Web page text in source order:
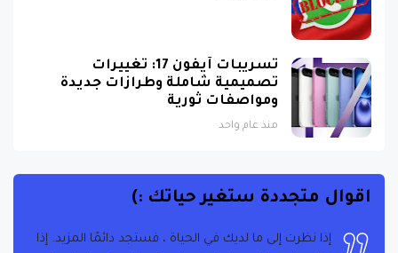
تسريبات آيفون 17: تغييرات
تصميمية شاملة وطرازات جديدة
ومواصفات ثورية
منذ عام واحد
اقوال متجددة ستغير حياتك :)
إذا نظرت إلى ما لديك في الحياة ، فستجد دائمًا المزيد. إذا
ما نفعله بسرعة لا نفعله بإتقان